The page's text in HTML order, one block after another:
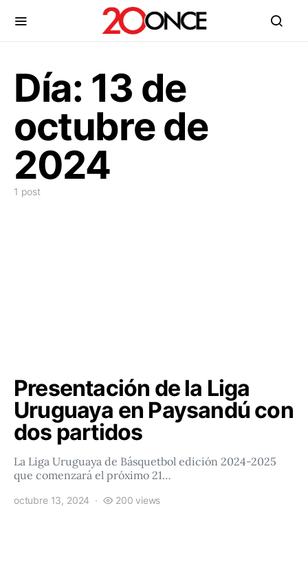
Día: 13 de
octubre de
2024
1 post
Presentación de la Liga
Uruguaya en Paysandú con
dos partidos
La Liga Uruguaya de Básquetbol edición 2024-2025
que comenzará el próximo 21…
octubre 13, 2024 200 views